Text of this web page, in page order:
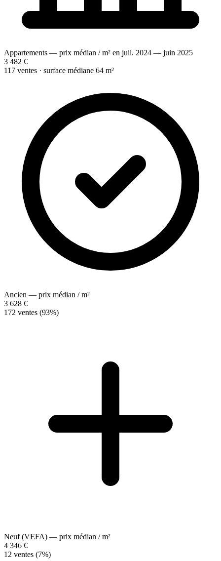
Appartements — prix médian / m² en juil. 2024 — juin 2025
3 482 €
117 ventes · surface médiane 64 m²
Ancien — prix médian / m²
3 628 €
172 ventes (93%)
Neuf (VEFA) — prix médian / m²
4 346 €
12 ventes (7%)